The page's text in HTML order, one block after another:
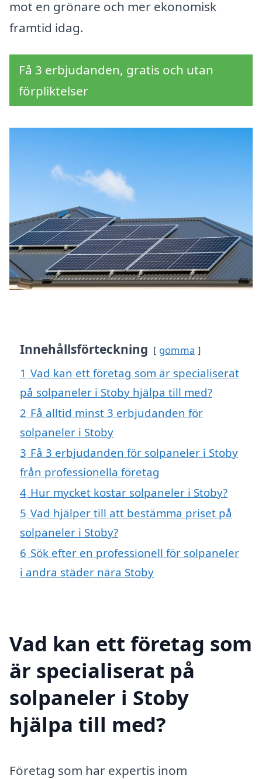
mot en grönare och mer ekonomisk
framtid idag.
Få 3 erbjudanden, gratis och utan
förpliktelser
Innehållsförteckning gömma
1 Vad kan ett företag som är specialiserat
på solpaneler i Stoby hjälpa till med?
2 Få alltid minst 3 erbjudanden för
solpaneler i Stoby
3 Få 3 erbjudanden för solpaneler i Stoby
från professionella företag
4 Hur mycket kostar solpaneler i Stoby?
5 Vad hjälper till att bestämma priset på
solpaneler i Stoby?
6 Sök efter en professionell för solpaneler
i andra städer nära Stoby
Vad kan ett företag som
är specialiserat på
solpaneler i Stoby
hjälpa till med?
Företag som har expertis inom